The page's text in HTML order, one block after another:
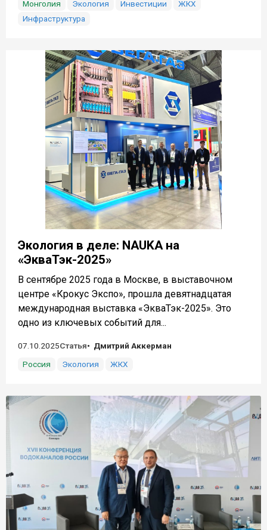
Монголия
Экология Инвестиции
ЖКХ
Инфраструктура
Экология в деле: NAUKA на
«ЭкваТэк-2025»
В сентябре 2025 года в Москве, в выставочном
центре «Крокус Экспо», прошла девятнадцатая
международная выставка «ЭкваТэк-2025». Это
одно из ключевых событий для...
07.10.2025Статья
Дмитрий Аккерман
Россия
Экология ЖКХ